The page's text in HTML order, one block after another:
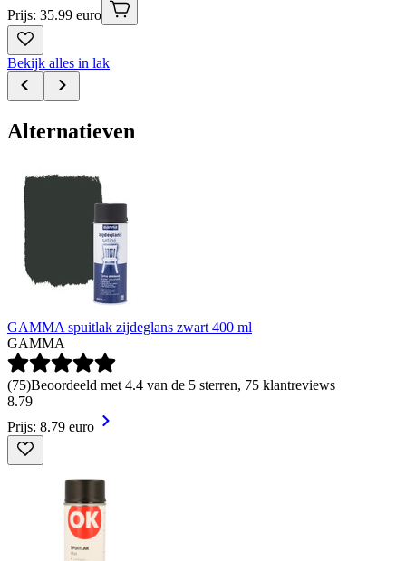
Prijs: 35.99 euro
Bekijk alles in lak
Alternatieven
GAMMA spuitlak zijdeglans zwart 400 ml
GAMMA
(75)Beoordeeld met 4.4 van de 5 sterren, 75 klantreviews
8.79
Prijs: 8.79 euro